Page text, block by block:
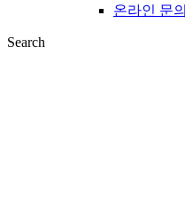
온라인 문의
Search